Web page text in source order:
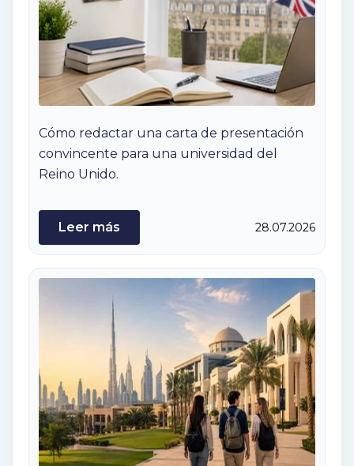
Cómo redactar una carta de presentación
convincente para una universidad del
Reino Unido.
Leer más 28.07.2026